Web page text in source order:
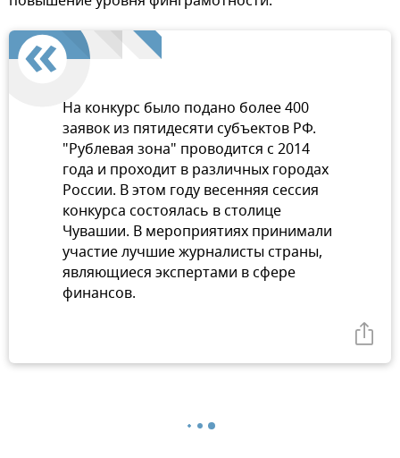
На конкурс было подано более 400
заявок из пятидесяти субъектов РФ.
"Рублевая зона" проводится с 2014
года и проходит в различных городах
России. В этом году весенняя сессия
конкурса состоялась в столице
Чувашии. В мероприятиях принимали
участие лучшие журналисты страны,
являющиеся экспертами в сфере
финансов.